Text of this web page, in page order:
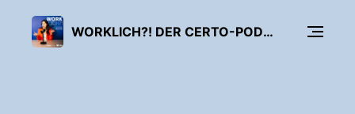
WORKLICH?! DER CERTO-PODCAST ÜBER UNGEWÖHNLICHE ARBEITSUNFÄLLE